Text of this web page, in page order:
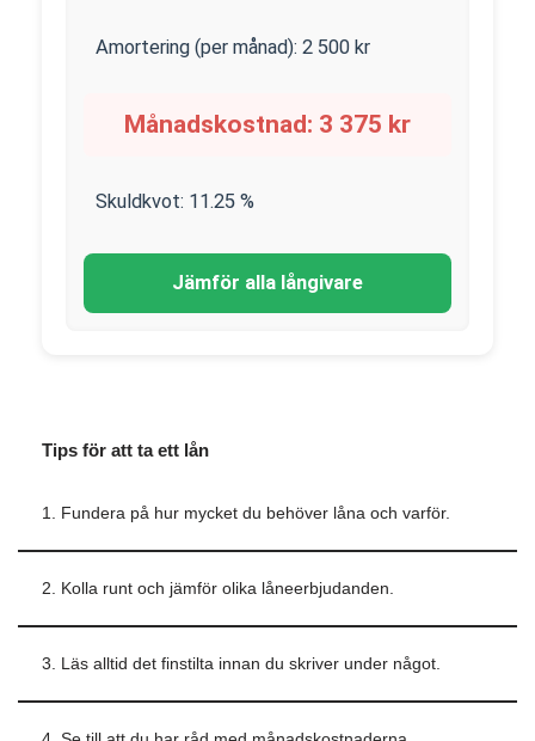
Amortering (per månad): 2 500 kr
Månadskostnad: 3 375 kr
Skuldkvot: 11.25 %
Jämför alla långivare
Tips för att ta ett lån
1. Fundera på hur mycket du behöver låna och varför.
2. Kolla runt och jämför olika låneerbjudanden.
3. Läs alltid det finstilta innan du skriver under något.